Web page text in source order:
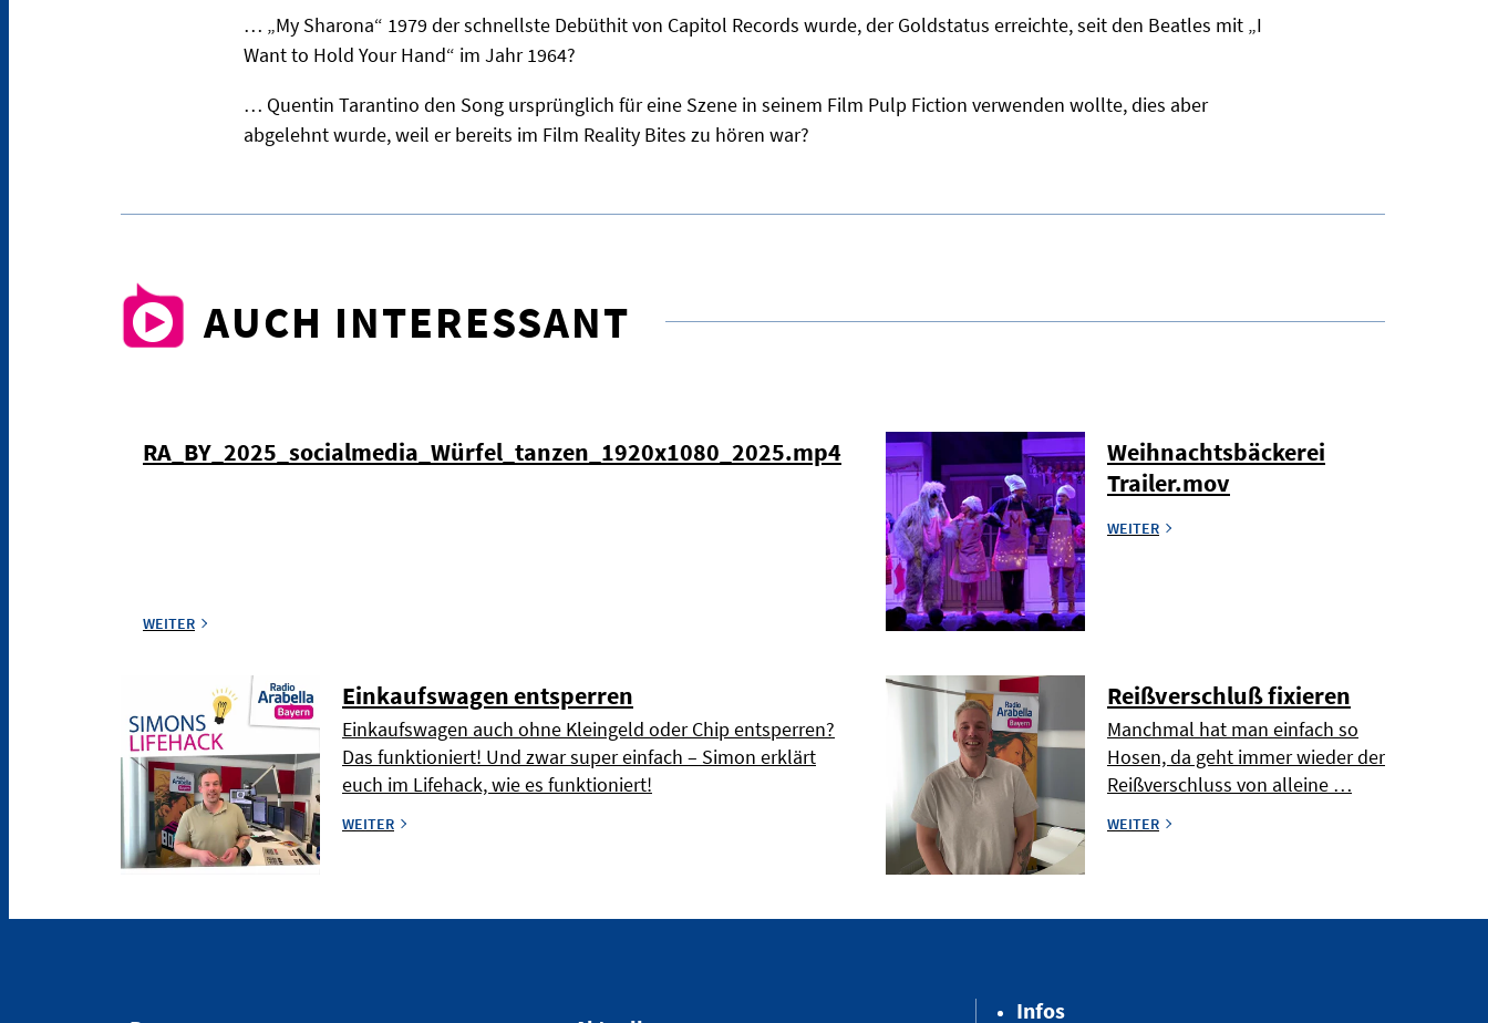
… „My Sharona“ 1979 der schnellste Debüthit von Capitol Records wurde, der Goldstatus erreichte, seit den Beatles mit „I
Want to Hold Your Hand“ im Jahr 1964?
… Quentin Tarantino den Song ursprünglich für eine Szene in seinem Film Pulp Fiction verwenden wollte, dies aber
abgelehnt wurde, weil er bereits im Film Reality Bites zu hören war?
AUCH INTERESSANT
RA_BY_2025_socialmedia_Würfel_tanzen_1920x1080_2025.mp4
WEITER
Weihnachtsbäckerei
Trailer.mov
WEITER
Einkaufswagen entsperren
Einkaufswagen auch ohne Kleingeld oder Chip entsperren?
Das funktioniert! Und zwar super einfach – Simon erklärt
euch im Lifehack, wie es funktioniert!
WEITER
Reißverschluß fixieren
Manchmal hat man einfach so
Hosen, da geht immer wieder der
Reißverschluss von alleine …
WEITER
Infos